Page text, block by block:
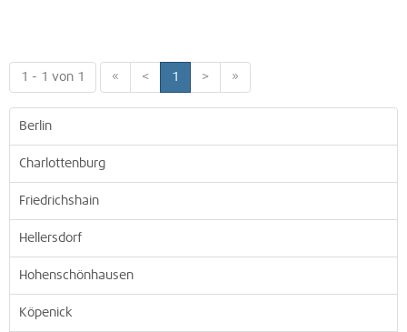
1 - 1 von 1 « < 1 > »
Berlin
Charlottenburg
Friedrichshain
Hellersdorf
Hohenschönhausen
Köpenick